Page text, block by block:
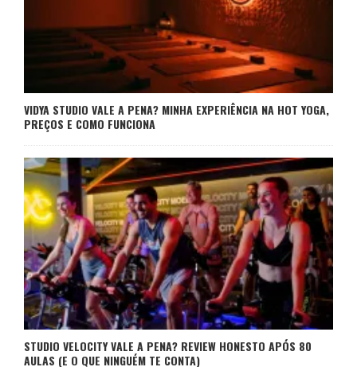
VIDYA STUDIO VALE A PENA? MINHA EXPERIÊNCIA NA HOT YOGA,
PREÇOS E COMO FUNCIONA
STUDIO VELOCITY VALE A PENA? REVIEW HONESTO APÓS 80
AULAS (E O QUE NINGUÉM TE CONTA)